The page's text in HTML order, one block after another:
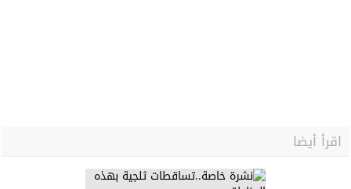
اقرأ أيضا